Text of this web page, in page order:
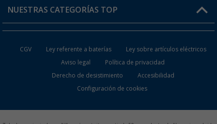
¿Dónde está mi pedido?
NUESTRAS CATEGORÍAS TOP
Muebles de Camping
CGV Ley referente a baterías
Ley sobre artículos eléctricos
Aviso legal
Política de privacidad
Derecho de desistimiento
Accesibilidad
Configuración de cookies